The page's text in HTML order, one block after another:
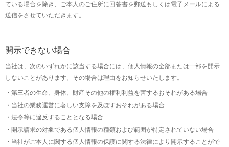
ている場合を除き、ご本人のご住所に回答書を郵送もしくは電子メールによる
送信をさせていただきます。
開示できない場合
当社は、次のいずれかに該当する場合には、個人情報の全部または一部を開示
しないことがあります。その場合は理由をお知らせいたします。
第三者の生命、身体、財産その他の権利利益を害するおそれがある場合
当社の業務運営に著しい支障を及ぼすおそれがある場合
法令等に違反することとなる場合
開示請求の対象である個人情報の種類および範囲が特定されていない場合
当社がご本人に関する個人情報の保護に関する法律により開示することがで